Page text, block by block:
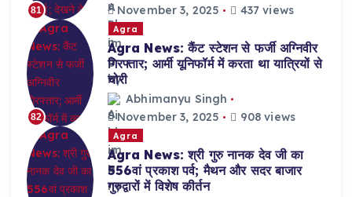
81
November 3, 2025
437 views
82
Agra
Agra News: कैंट स्टेशन से फर्जी अग्निवीर
गिरफ्तार; आर्मी यूनिफॉर्म में करता था यात्रियों से
चोरी
Abhimanyu Singh
November 3, 2025
908 views
Agra
Agra News: श्री गुरु नानक देव जी का
556वां प्रकाश पर्व; मैथन और सदर बाजार
गुरुद्वारों में विशेष कीर्तन